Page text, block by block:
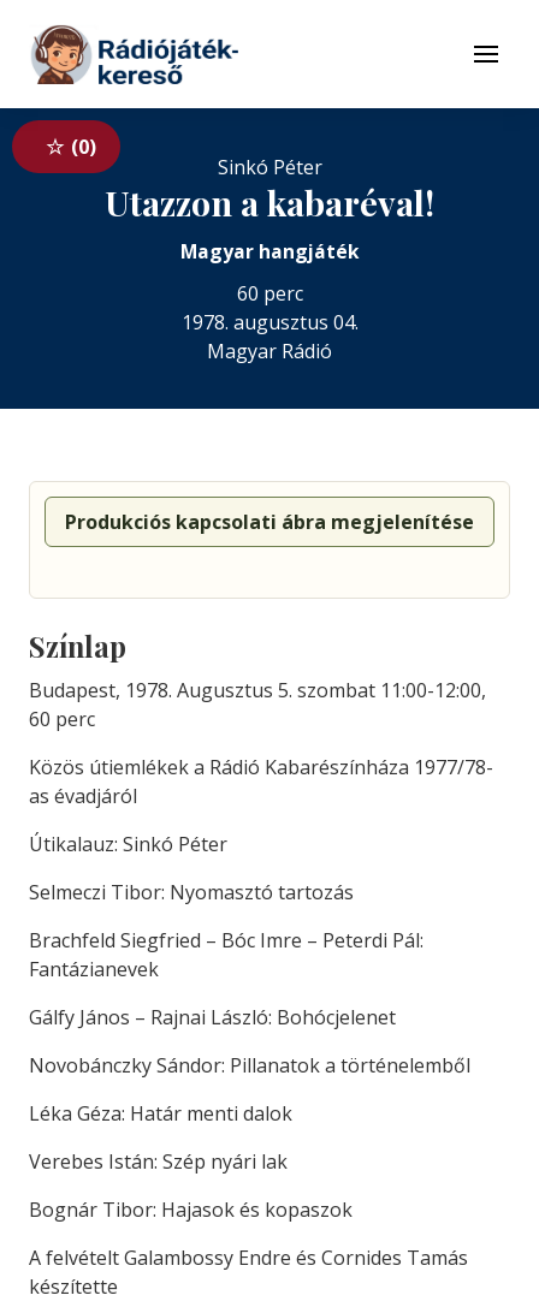
Tovább a tartalomhoz
Menü
0
Sinkó Péter
Utazzon a kabaréval!
Magyar hangjáték
60 perc
1978. augusztus 04.
Magyar Rádió
Produkciós kapcsolati ábra megjelenítése
Színlap
Budapest, 1978. Augusztus 5. szombat 11:00-12:00,
60 perc
Közös útiemlékek a Rádió Kabarészínháza 1977/78-
as évadjáról
Útikalauz: Sinkó Péter
Selmeczi Tibor: Nyomasztó tartozás
Brachfeld Siegfried – Bóc Imre – Peterdi Pál:
Fantázianevek
Gálfy János – Rajnai László: Bohócjelenet
Novobánczky Sándor: Pillanatok a történelemből
Léka Géza: Határ menti dalok
Verebes Istán: Szép nyári lak
Bognár Tibor: Hajasok és kopaszok
A felvételt Galambossy Endre és Cornides Tamás
készítette